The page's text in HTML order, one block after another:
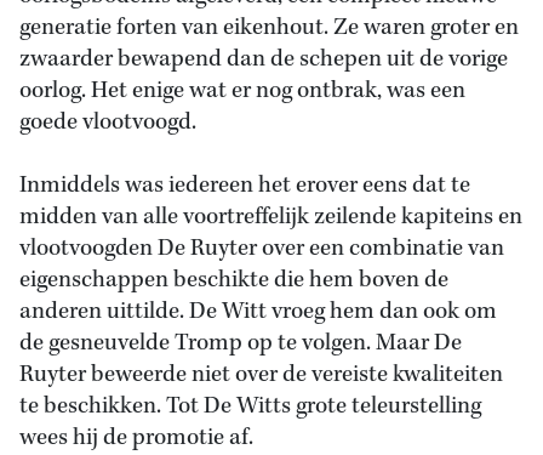
generatie forten van eikenhout. Ze waren groter en
zwaarder bewapend dan de schepen uit de vorige
oorlog. Het enige wat er nog ontbrak, was een
goede vlootvoogd.
Inmiddels was iedereen het erover eens dat te
midden van alle voortreffelijk zeilende kapiteins en
vlootvoogden De Ruyter over een combinatie van
eigenschappen beschikte die hem boven de
anderen uittilde. De Witt vroeg hem dan ook om
de gesneuvelde Tromp op te volgen. Maar De
Ruyter beweerde niet over de vereiste kwaliteiten
te beschikken. Tot De Witts grote teleurstelling
wees hij de promotie af.